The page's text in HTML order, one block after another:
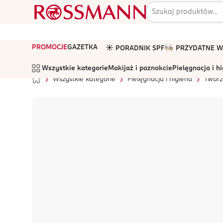
PROMOCJEGAZETKA ☀️ PORADNIK SPF🧑🏻‍🍳 PRZYDATNE
Wszystkie kategorie Makijaż i paznokcie Pielęgnacja i
Wszystkie kategorie
Pielęgnacja i higiena Twarz